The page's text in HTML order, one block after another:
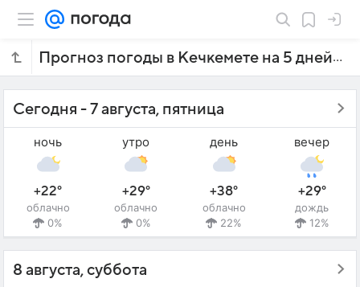
Прогноз погоды в Кечкемете на 5 дней
Сегодня - 7 августа, пятница
ночь
+22°
облачно
0%
утро
+29°
облачно
0%
день
+38°
облачно
22%
вечер
+29°
дождь
12%
8 августа, суббота